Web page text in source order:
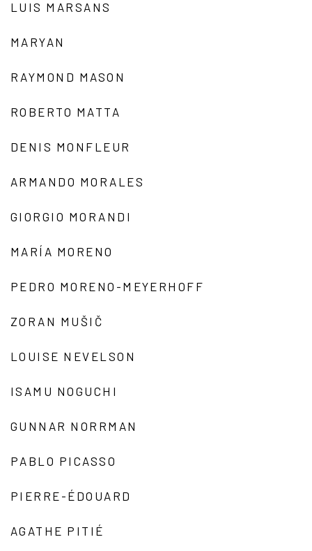
LUIS MARSANS
MARYAN
RAYMOND MASON
ROBERTO MATTA
DENIS MONFLEUR
ARMANDO MORALES
GIORGIO MORANDI
MARÍA MORENO
PEDRO MORENO-MEYERHOFF
ZORAN MUŠIČ
LOUISE NEVELSON
ISAMU NOGUCHI
GUNNAR NORRMAN
PABLO PICASSO
PIERRE-ÉDOUARD
AGATHE PITIÉ